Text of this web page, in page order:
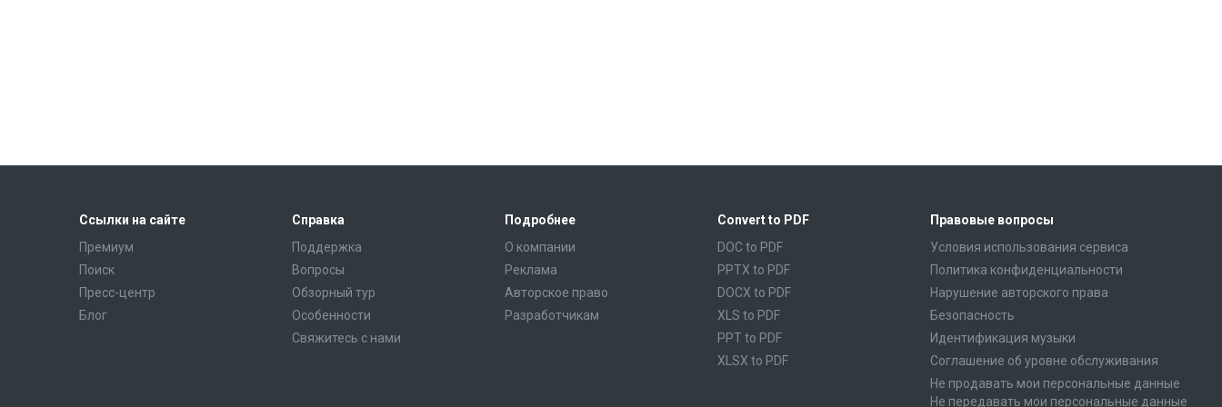
Ссылки на сайте
Премиум
Поиск
Пресс-центр
Блог
Справка
Поддержка
Вопросы
Обзорный тур
Особенности
Свяжитесь с нами
Подробнее
О компании
Реклама
Авторское право
Разработчикам
Convert to PDF
DOC to PDF
PPTX to PDF
DOCX to PDF
XLS to PDF
PPT to PDF
XLSX to PDF
Правовые вопросы
Условия использования сервиса
Политика конфиденциальности
Нарушение авторского права
Безопасность
Идентификация музыки
Соглашение об уровне обслуживания
Не продавать мои персональные данные
Не передавать мои персональные данные